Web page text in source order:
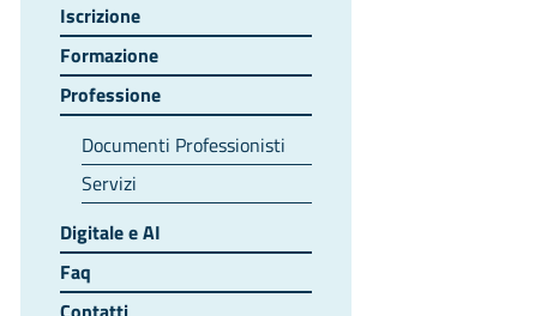
Iscrizione
Formazione
Professione
Documenti Professionisti
Servizi
Digitale e AI
Faq